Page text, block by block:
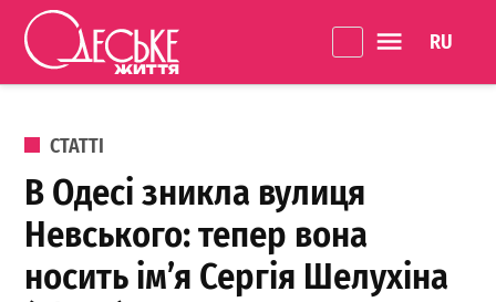
Перейти до вмісту
Життя
ОПУБЛІКОВАНО В
СТАТТІ
В Одесі зникла вулиця
Невського: тепер вона
носить ім’я Сергія Шелухіна